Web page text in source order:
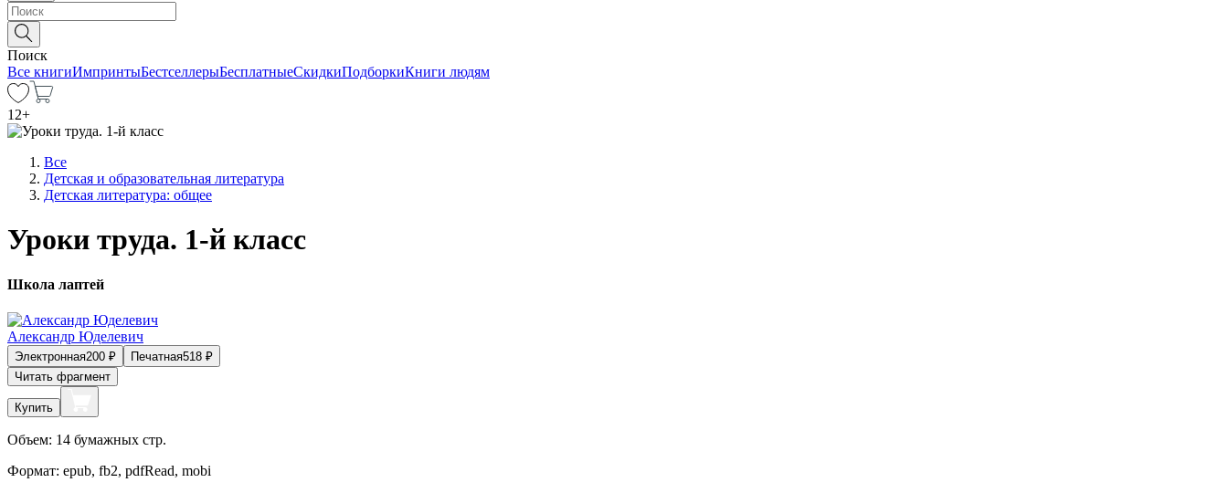
Поиск
Все книгиИмпринтыБестселлерыБесплатныеСкидкиПодборкиКниги людям
12+
Все
Детская и образовательная литература
Детская литература: общее
Уроки труда. 1-й класс
Школа лаптей
Александр Юделевич
Электронная200 ₽ Печатная518 ₽
Читать фрагмент
Купить
Объем: 14 бумажных стр.
Формат: epub, fb2, pdfRead, mobi